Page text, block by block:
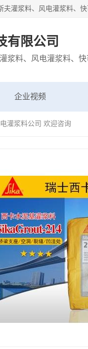
有限公司
企业视频
灌浆料公司 欢迎咨询